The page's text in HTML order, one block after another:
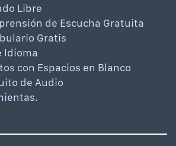
Libre
de Escucha Gratuita
Gratis
Idioma
con Espacios en Blanco
de Audio